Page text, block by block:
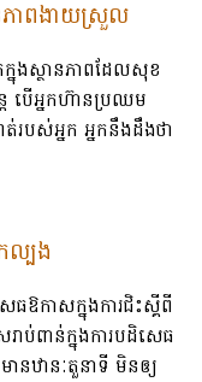
ភាពងាយស្រួល
នុងស្ថានភាពដែលសុខ
បើអ្នកហ៊ានប្រឈម​
របស់អ្នក អ្នកនឹងដឹងថា
ល្បង
ឱកាស​ក្នុងការជិះស្គីពី​
រាប់ពាន់​ក្នុងការបដិសេធ
ានឋានៈតួនាទី​ មិនឲ្យ